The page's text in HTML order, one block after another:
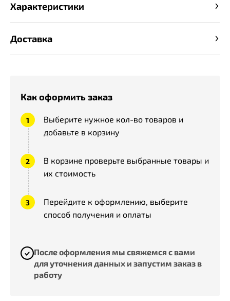
Как оформить заказ
Выберите нужное кол-во товаров и
добавьте в корзину
В корзине проверьте выбранные товары и
их стоимость
Перейдите к оформлению, выберите
способ получения и оплаты
После оформления мы свяжемся с вами
для уточнения данных и запустим заказ в
работу
Характеристики
Доставка